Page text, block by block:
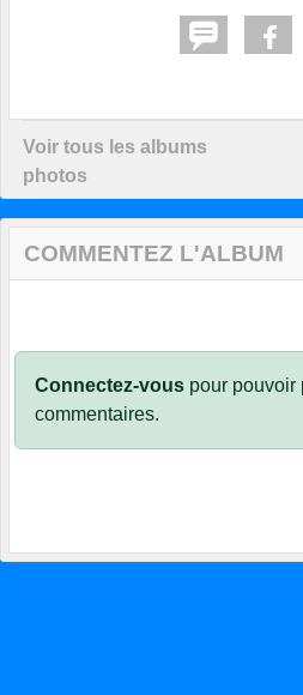
Voir tous les albums
photos
COMMENTEZ L'ALBUM
Connectez-vous pour pouvoir
commentaires.